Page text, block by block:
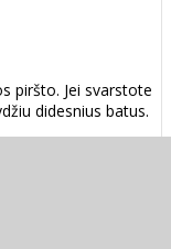
piršto. Jei svarstote
didesnius batus.